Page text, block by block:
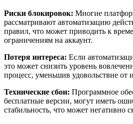
Риски блокировок: Многие
рассматривают автоматизацию
правил, что может приводить к
ограничениям на аккаунт.
Потеря интереса: Если
это может снизить уровень
процесс, уменьшив удовольствие от
Технические сбои: Программное
бесплатные версии, могут иметь
стабильность, что может негативно